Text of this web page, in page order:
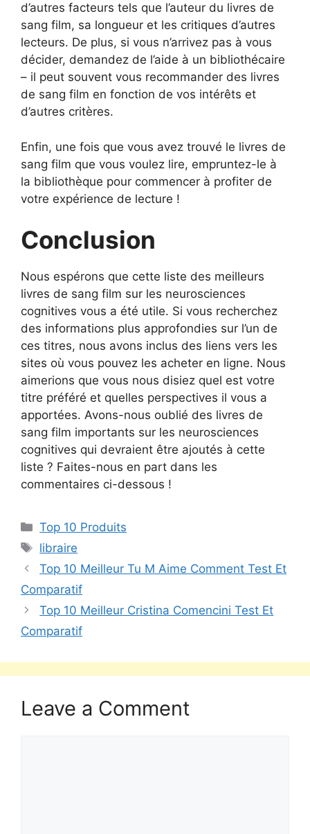
d’autres facteurs tels que l’auteur du livres de
sang film, sa longueur et les critiques d’autres
lecteurs. De plus, si vous n’arrivez pas à vous
décider, demandez de l’aide à un bibliothécaire
– il peut souvent vous recommander des livres
de sang film en fonction de vos intérêts et
d’autres critères.
Enfin, une fois que vous avez trouvé le livres de
sang film que vous voulez lire, empruntez-le à
la bibliothèque pour commencer à profiter de
votre expérience de lecture !
Conclusion
Nous espérons que cette liste des meilleurs
livres de sang film sur les neurosciences
cognitives vous a été utile. Si vous recherchez
des informations plus approfondies sur l’un de
ces titres, nous avons inclus des liens vers les
sites où vous pouvez les acheter en ligne. Nous
aimerions que vous nous disiez quel est votre
titre préféré et quelles perspectives il vous a
apportées. Avons-nous oublié des livres de
sang film importants sur les neurosciences
cognitives qui devraient être ajoutés à cette
liste ? Faites-nous en part dans les
commentaires ci-dessous !
Top 10 Produits
libraire
Top 10 Meilleur Tu M Aime Comment Test Et
Comparatif
Top 10 Meilleur Cristina Comencini Test Et
Comparatif
Leave a Comment